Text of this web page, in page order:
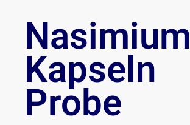
Nasimium
Kapseln
Probe